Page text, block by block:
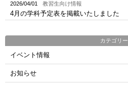
2026/04/01 教習生向け情報
4月の学科予定表を掲載いたしました
カテゴリー
イベント情報
お知らせ